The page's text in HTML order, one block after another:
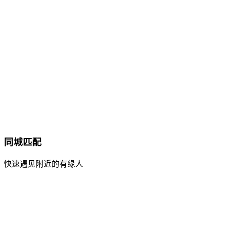
同城匹配
快速遇见附近的有缘人